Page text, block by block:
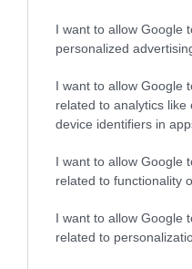
I want to allow Google
personalized
I want to allow Google
related to analytics like
device identifiers in
I want to allow Google
related to functionality
I want to allow Google
related to
L’Anpi divora se
5